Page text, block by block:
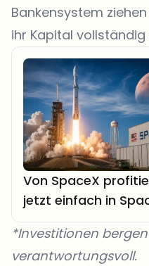
Bankensystem
ihr Kapital vollständig
Von SpaceX
jetzt einfach in
*Investitionen bergen
verantwortungsvoll.